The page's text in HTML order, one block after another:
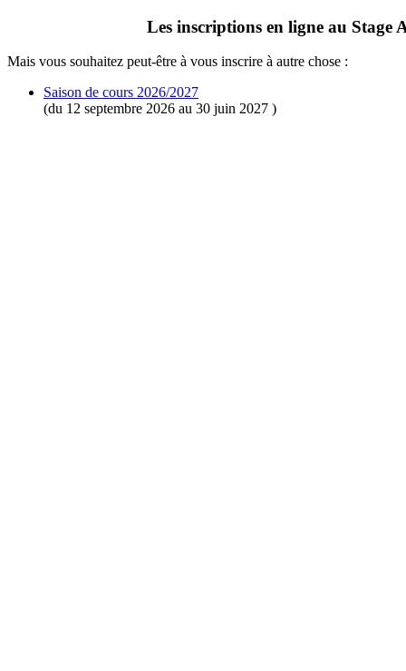
Les inscriptions en ligne au Stage
Mais vous souhaitez peut-être à vous inscrire à autre chose :
Saison de cours 2026/2027
(du 12 septembre 2026 au 30 juin 2027 )